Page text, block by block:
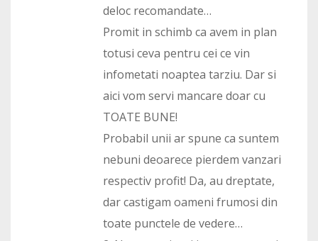
deloc recomandate…
Promit in schimb ca avem in plan
totusi ceva pentru cei ce vin
infometati noaptea tarziu. Dar si
aici vom servi mancare doar cu
TOATE BUNE!
Probabil unii ar spune ca suntem
nebuni deoarece pierdem vanzari
respectiv profit! Da, au dreptate,
dar castigam oameni frumosi din
toate punctele de vedere…